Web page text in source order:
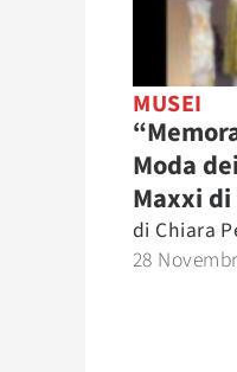
MUSEI
Moda
Maxxi di
di Chiara
28